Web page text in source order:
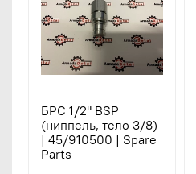
БРС 1/2" BSP
(ниппель, тело 3/8)
| 45/910500 | Spare
Parts